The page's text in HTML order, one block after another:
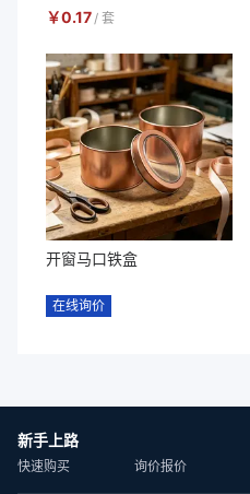
￥0.17 / 套
开窗马口铁盒
在线询价
新手上路
快速购买 询价报价